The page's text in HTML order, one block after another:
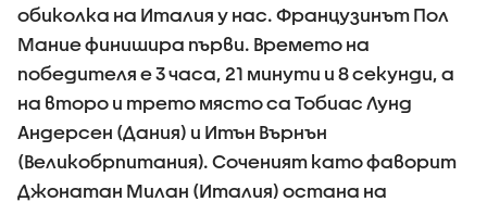
обиколка на Италия у нас. Французинът Пол
Мание финишира първи. Времето на
победителя е 3 часа, 21 минути и 8 секунди, а
на второ и трето място са Тобиас Лунд
Андерсен (Дания) и Итън Върнън
(Великобрпитания). Соченият като фаворит
Джонатан Милан (Италия) остана на